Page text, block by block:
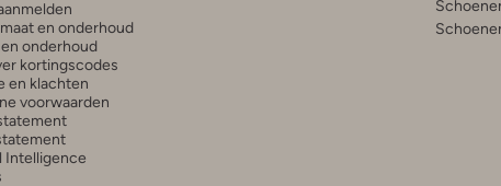
en onderhoud
onderhoud
kortingscodes
en klachten
voorwaarden
Intelligence